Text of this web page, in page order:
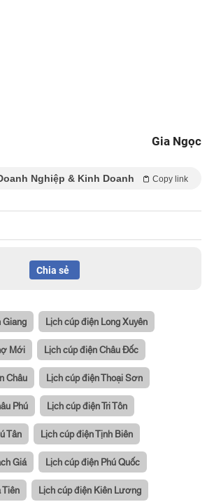
Gia Ngọc
Nghiệp & Kinh Doanh Copy link
Chia sẻ
Giang Lịch cúp điện Long Xuyên
Mới Lịch cúp điện Châu Đốc
Châu Lịch cúp điện Thoại Sơn
Phú Lịch cúp điện Tri Tôn
Tân Lịch cúp điện Tịnh Biên
Giá Lịch cúp điện Phú Quốc
Tiên Lịch cúp điện Kiên Lương